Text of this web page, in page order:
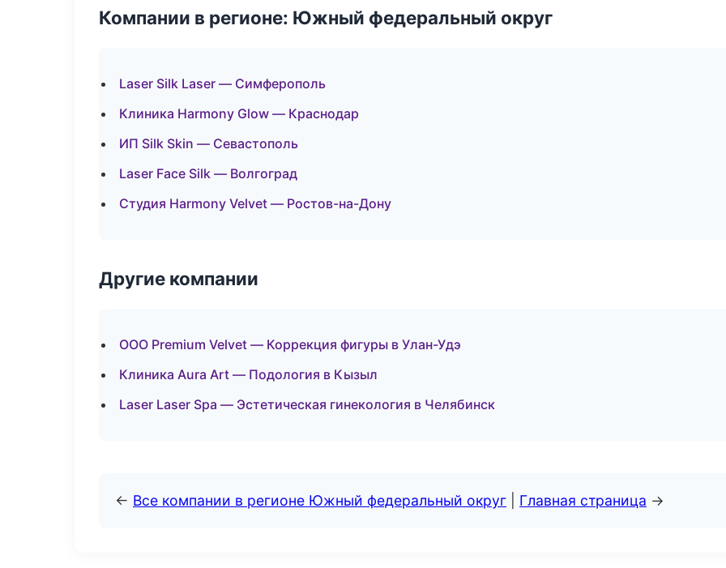
Компании в регионе: Южный федеральный округ
Laser Silk Laser — Симферополь
Клиника Harmony Glow — Краснодар
ИП Silk Skin — Севастополь
Laser Face Silk — Волгоград
Студия Harmony Velvet — Ростов-на-Дону
Другие компании
ООО Premium Velvet — Коррекция фигуры в Улан-Удэ
Клиника Aura Art — Подология в Кызыл
Laser Laser Spa — Эстетическая гинекология в Челябинск
← Все компании в регионе Южный федеральный округ Главная страница →